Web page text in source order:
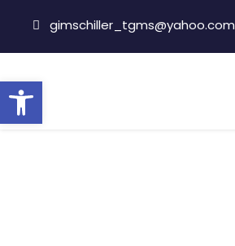
Deschide bara de unelte
gimschiller_tgms@yahoo.com